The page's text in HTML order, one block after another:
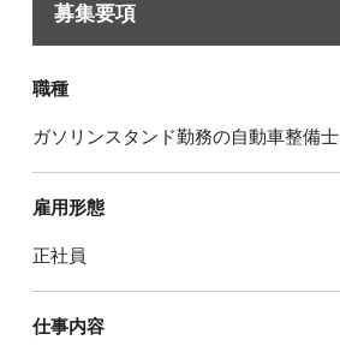
募集要項
職種
ガソリンスタンド勤務の自動車整備士
雇用形態
正社員
仕事内容